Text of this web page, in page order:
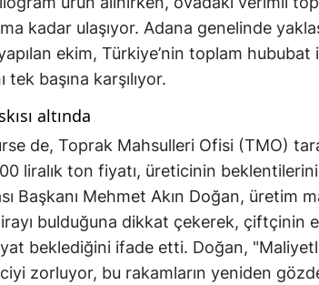
kadar ulaşıyor. Adana genelinde
ekim, Türkiye’nin toplam hububat
tek başına karşılıyor.
altında
de, Toprak Mahsulleri Ofisi (TMO)
liralık ton fiyatı, üreticinin
Başkanı Mehmet Akın Doğan, üretim
bulduğuna dikkat çekerek, çiftçinin
beklediğini ifade etti. Doğan,
zorluyor, bu rakamların yeniden